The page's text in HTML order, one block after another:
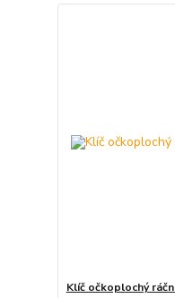
Klíč očkoplochý